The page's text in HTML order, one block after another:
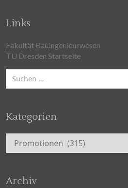
Links
Fakultät Bauingenieurwesen
TU Dresden Startseite
nach:
Kategorien
Kategorien
Archiv